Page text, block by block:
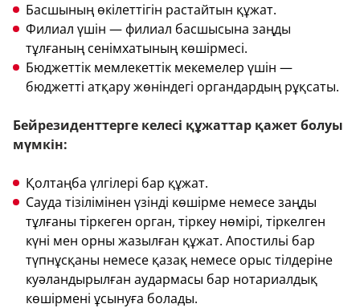
Басшының өкілеттігін растайтын құжат.
Филиал үшін — филиал басшысына заңды
тұлғаның сенімхатының көшірмесі.
Бюджеттік мемлекеттік мекемелер үшін —
бюджетті атқару жөніндегі органдардың рұқсаты.
Бейрезиденттерге келесі құжаттар қажет болуы
мүмкін:
Қолтаңба үлгілері бар құжат.
Сауда тізілімінен үзінді көшірме немесе заңды
тұлғаны тіркеген орган, тіркеу нөмірі, тіркелген
күні мен орны жазылған құжат. Апостильі бар
түпнұсқаны немесе қазақ немесе орыс тілдеріне
куәландырылған аудармасы бар нотариалдық
көшірмені ұсынуға болады.